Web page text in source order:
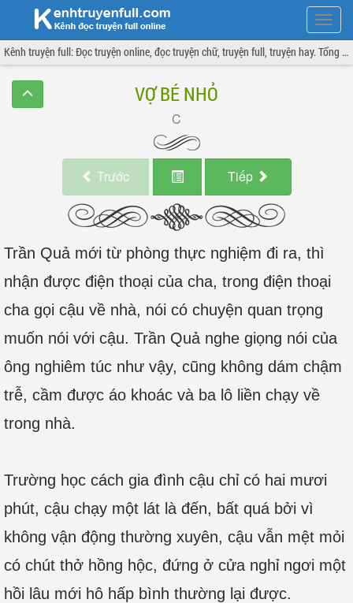
Hiện
menu
Kênh truyện full: Đọc truyện online, đọc truyện chữ, truyện full, truyện hay. Tổng hợp đầy đủ và cập nhật liên tục.
VỢ BÉ NHỎ
Trước Tiếp
Trần Quả mới từ phòng thực nghiệm đi ra, thì
nhận được điện thoại của cha, trong điện thoại
cha gọi cậu về nhà, nói có chuyện quan trọng
muốn nói với cậu. Trần Quả nghe giọng nói của
ông nghiêm túc như vậy, cũng không dám chậm
trễ, cầm được áo khoác và ba lô liền chạy về
trong nhà.
Trường học cách gia đình cậu chỉ có hai mươi
phút, cậu chạy một lát là đến, bất quá bởi vì
không vận động thường xuyên, cậu vẫn mệt mỏi
có chút thở hồng hộc, đứng ở cửa nghỉ ngơi một
hồi lâu mới hô hấp bình thường lại được.